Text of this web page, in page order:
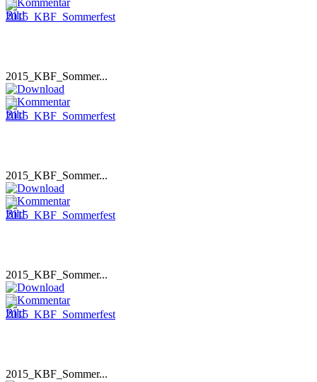
2015_KBF_Sommer...
2015_KBF_Sommer...
2015_KBF_Sommer...
2015_KBF_Sommer...